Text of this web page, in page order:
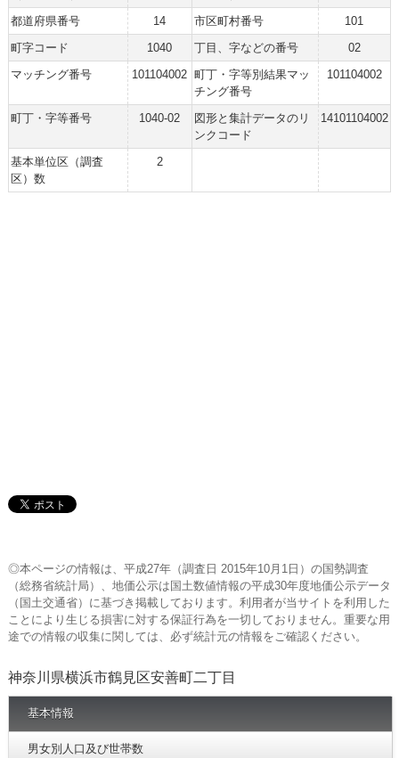
都道府県番号
14 市区町村番号
101
町字コード
1040 丁目、字などの番号
02
マッチング番号
101104002 町丁・字等別結果マッ
チング番号
101104002
町丁・字等番号 1040-02
図形と集計データのリ
ンクコード
14101104002
基本単位区（調査
区）数
2
◎本ページの情報は、平成27年（調査日 2015年10月1日）の国勢調査
（総務省統計局）、地価公示は国土数値情報の平成30年度地価公示データ
（国土交通省）に基づき掲載しております。利用者が当サイトを利用した
ことにより生じる損害に対する保証行為を一切しておりません。重要な用
途での情報の収集に関しては、必ず統計元の情報をご確認ください。
神奈川県横浜市鶴見区安善町二丁目
基本情報
男女別人口及び世帯数